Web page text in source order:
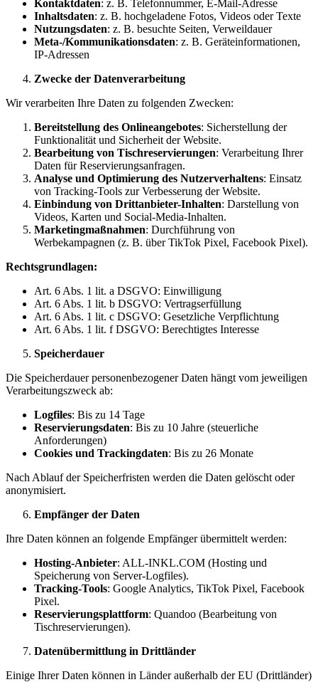
Kontaktdaten: z. B. Telefonnummer, E-Mail-Adresse
Inhaltsdaten: z. B. hochgeladene Fotos, Videos oder Texte
Nutzungsdaten: z. B. besuchte Seiten, Verweildauer
Meta-/Kommunikationsdaten: z. B. Geräteinformationen,
IP-Adressen
Zwecke der Datenverarbeitung
Wir verarbeiten Ihre Daten zu folgenden Zwecken:
Bereitstellung des Onlineangebotes: Sicherstellung der
Funktionalität und Sicherheit der Website.
Bearbeitung von Tischreservierungen: Verarbeitung Ihrer
Daten für Reservierungsanfragen.
Analyse und Optimierung des Nutzerverhaltens: Einsatz
von Tracking-Tools zur Verbesserung der Website.
Einbindung von Drittanbieter-Inhalten: Darstellung von
Videos, Karten und Social-Media-Inhalten.
Marketingmaßnahmen: Durchführung von
Werbekampagnen (z. B. über TikTok Pixel, Facebook Pixel).
Rechtsgrundlagen:
Art. 6 Abs. 1 lit. a DSGVO: Einwilligung
Art. 6 Abs. 1 lit. b DSGVO: Vertragserfüllung
Art. 6 Abs. 1 lit. c DSGVO: Gesetzliche Verpflichtung
Art. 6 Abs. 1 lit. f DSGVO: Berechtigtes Interesse
Speicherdauer
Die Speicherdauer personenbezogener Daten hängt vom jeweiligen
Verarbeitungszweck ab:
Logfiles: Bis zu 14 Tage
Reservierungsdaten: Bis zu 10 Jahre (steuerliche
Anforderungen)
Cookies und Trackingdaten: Bis zu 26 Monate
Nach Ablauf der Speicherfristen werden die Daten gelöscht oder
anonymisiert.
Empfänger der Daten
Ihre Daten können an folgende Empfänger übermittelt werden:
Hosting-Anbieter: ALL-INKL.COM (Hosting und
Speicherung von Server-Logfiles).
Tracking-Tools: Google Analytics, TikTok Pixel, Facebook
Pixel.
Reservierungsplattform: Quandoo (Bearbeitung von
Tischreservierungen).
Datenübermittlung in Drittländer
Einige Ihrer Daten können in Länder außerhalb der EU (Drittländer)